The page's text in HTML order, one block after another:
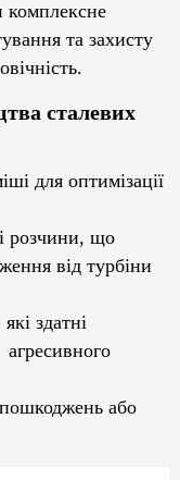
комплексне
та захисту
сталевих
для оптимізації
розчини, що
від турбіни
здатні
або